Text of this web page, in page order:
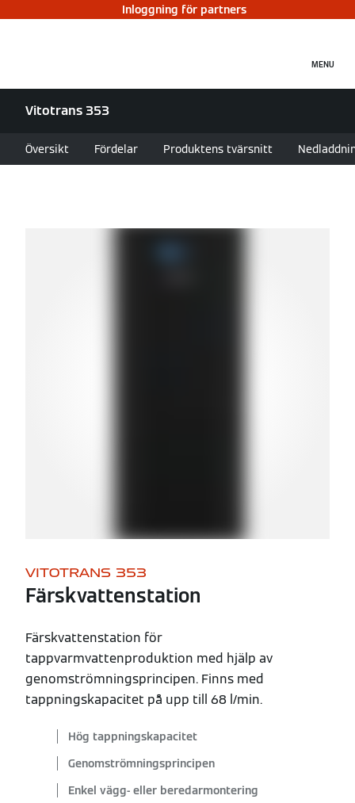
Inloggning för partners
MENU
Vitotrans 353
Översikt Fördelar Produktens tvärsnitt
VITOTRANS 353
Färskvattenstation
Färskvattenstation för
tappvarmvattenproduktion med hjälp av
genomströmningsprincipen. Finns med
tappningskapacitet på upp till 68 l/min.
Hög tappningskapacitet
Genomströmningsprincipen
Enkel vägg- eller beredarmontering